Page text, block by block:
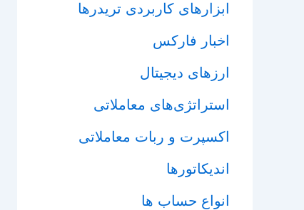
ابزارهای کاربردی تریدرها
اخبار فارکس
ارزهای دیجیتال
استراتژی‌های معاملاتی
اکسپرت و ربات معاملاتی
اندیکاتورها
انواع حساب ها